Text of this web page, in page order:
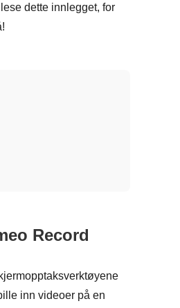
dette innlegget, for
Record
inn videoer på en